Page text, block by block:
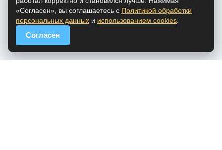
«Согласен», вы соглашаетесь с Политикой обработки
персональных данных и использованием cookies
Согласен